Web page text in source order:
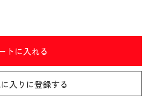
トに入れる
入りに登録する